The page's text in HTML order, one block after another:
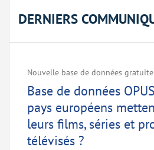
DERNIERS
Nouvelle base de données
Base de données
pays européens
leurs films, séries et
télévisés ?